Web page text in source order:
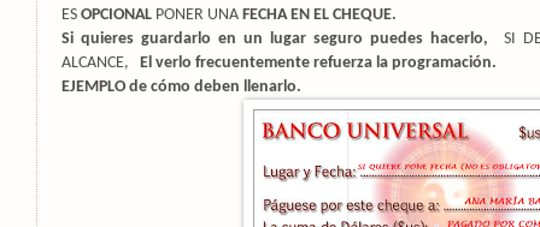
ES OPCIONAL PONER UNA FECHA EN EL CHEQUE.
Si quieres guardarlo en un lugar seguro puedes hacerlo,
SI
ALCANCE,
El verlo frecuentemente refuerza la programación.
EJEMPLO de cómo deben llenarlo.